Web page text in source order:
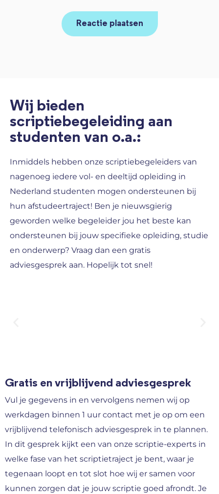
Wij bieden
scriptiebegeleiding aan
studenten van o.a.:
Inmiddels hebben onze scriptiebegeleiders van
nagenoeg iedere vol- en deeltijd opleiding in
Nederland studenten mogen ondersteunen bij
hun afstudeertraject! Ben je nieuwsgierig
geworden welke begeleider jou het beste kan
ondersteunen bij jouw specifieke opleiding, studie
en onderwerp? Vraag dan een gratis
adviesgesprek aan. Hopelijk tot snel!
Gratis en vrijblijvend adviesgesprek
Vul je gegevens in en vervolgens nemen wij op
werkdagen binnen 1 uur contact met je op om een
vrijblijvend telefonisch adviesgesprek in te plannen.
In dit gesprek kijkt een van onze scriptie-experts in
welke fase van het scriptietraject je bent, waar je
tegenaan loopt en tot slot hoe wij er samen voor
kunnen zorgen dat je jouw scriptie goed afrondt. Je